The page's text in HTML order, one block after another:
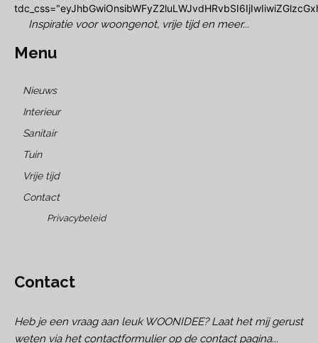
Inspiratie voor woongenot, vrije tijd en meer...
Menu
Nieuws
Interieur
Sanitair
Tuin
Vrije tijd
Contact
Privacybeleid
Contact
Heb je een vraag aan leuk WOONIDEE? Laat het mij gerust
weten via het contactformulier op de contact pagina...